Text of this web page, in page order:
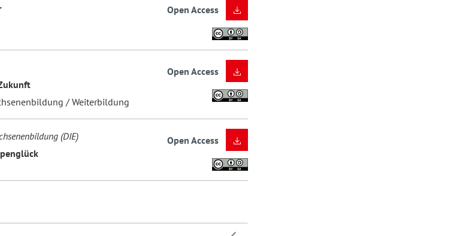
Open Access
/ Weiterbildung
Open Access
(DIE)
Open Access